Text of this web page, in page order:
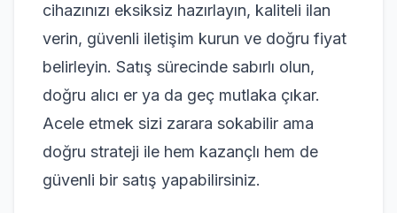
cihazınızı eksiksiz hazırlayın, kaliteli ilan
verin, güvenli iletişim kurun ve doğru fiyat
belirleyin. Satış sürecinde sabırlı olun,
doğru alıcı er ya da geç mutlaka çıkar.
Acele etmek sizi zarara sokabilir ama
doğru strateji ile hem kazançlı hem de
güvenli bir satış yapabilirsiniz.